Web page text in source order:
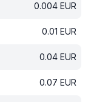
0.004 EUR
0.01 EUR
0.04 EUR
0.07 EUR